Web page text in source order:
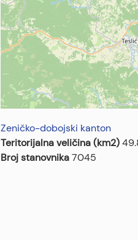
Zeničko-dobojski kanton
Teritorijalna veličina (km2)
Broj stanovnika7045